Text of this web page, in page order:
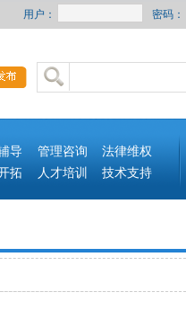
用户： 密码：
导 管理咨询 法律维权
拓 人才培训 技术支持